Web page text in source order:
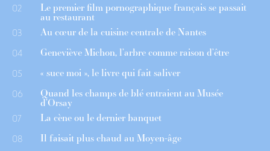
02 Le premier film pornographique français se passait
au restaurant
03 Au cœur de la cuisine centrale de Nantes
04 Geneviève Michon, l’arbre comme raison d’être
05 « suce moi », le livre qui fait saliver
06 Quand les champs de blé entraient au Musée
d’Orsay
07 La cène ou le dernier banquet
08 Il faisait plus chaud au Moyen-âge